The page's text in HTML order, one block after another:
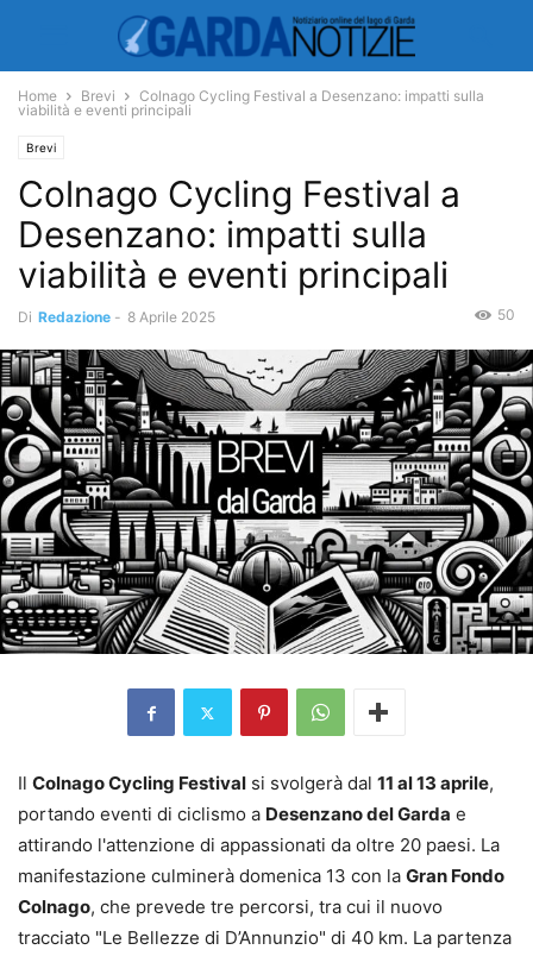
Home Brevi
Colnago Cycling Festival a Desenzano: impatti sulla
viabilità e eventi principali
Brevi
Colnago Cycling Festival a
Desenzano: impatti sulla
viabilità e eventi principali
Di Redazione - 8 Aprile 2025 50
Il Colnago Cycling Festival si svolgerà dal 11 al 13 aprile,
portando eventi di ciclismo a Desenzano del Garda e
attirando l'attenzione di appassionati da oltre 20 paesi. La
manifestazione culminerà domenica 13 con la Gran Fondo
Colnago, che prevede tre percorsi, tra cui il nuovo
tracciato "Le Bellezze di D’Annunzio" di 40 km. La partenza